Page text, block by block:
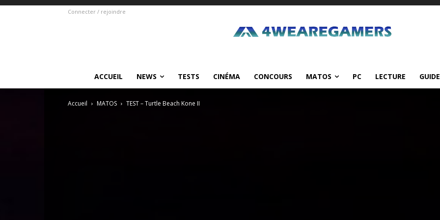
Connecter / rejoindre
ACCUEIL NEWS TESTS CINÉMA CONCOURS MATOS PC LECTURE
Accueil MATOS TEST – Turtle Beach Kone II